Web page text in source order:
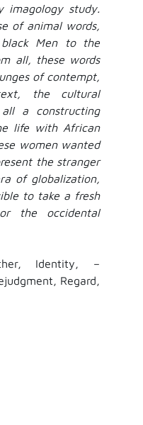
imagology study.
of animal words,
black Men to the
all, these words
of contempt,
the cultural
a constructing
life with African
women wanted
the stranger
of globalization,
to take a fresh
the occidental
Identity, –
Regard,